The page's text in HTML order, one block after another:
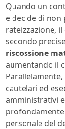
Quando un
e decide di non
rateizzazione, il
secondo
riscossione
aumentando il
cautelari ed
amministrativi
profondamente
personale del